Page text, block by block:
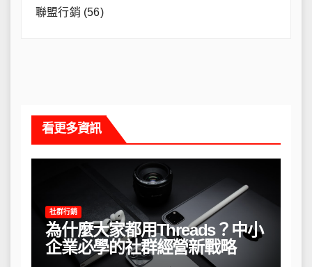
聯盟行銷 (56)
看更多資訊
社群行銷
為什麼大家都用Threads？中小
企業必學的社群經營新戰略